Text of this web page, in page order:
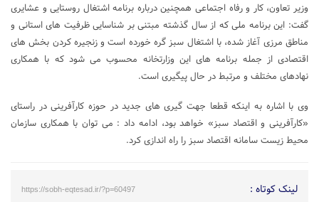
وزیر تعاون، کار و رفاه اجتماعی همچنین درباره برنامه اشتغال روستایی و عشایری
گفت: این برنامه ملی که از سال گذشته مبتنی بر شناسایی ظرفیت های استانی و
مناطق مرزی آغاز شده، با اشتغال سبز گره خورده است و زنجیره کردن بخش های
اقتصادی از جمله برنامه های این وزارتخانه محسوب می شود که با همکاری
نهادهای مختلف و مرتبط در حال پیگیری است.
وی با اشاره به اینکه قطعا جهت گیری های جدید در حوزه کارآفرینی در راستای
«کارآفرینی و اقتصاد سبز» خواهد بود، ادامه داد : می توان با همکاری سازمان
محیط زیست سامانه اقتصاد سبز را راه اندازی کرد.
لینک کوتاه : https://sobh-eqtesad.ir/?p=60497